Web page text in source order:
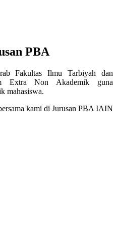
PBA
Fakultas Ilmu Tarbiyah dan
Extra Non Akademik guna
mahasiswa.
kami di Jurusan PBA IAIN